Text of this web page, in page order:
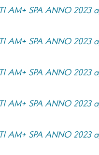
AM+ SPA ANNO 2023
AM+ SPA ANNO 2023
AM+ SPA ANNO 2023
AM+ SPA ANNO 2023
AM+ SPA ANNO 2023